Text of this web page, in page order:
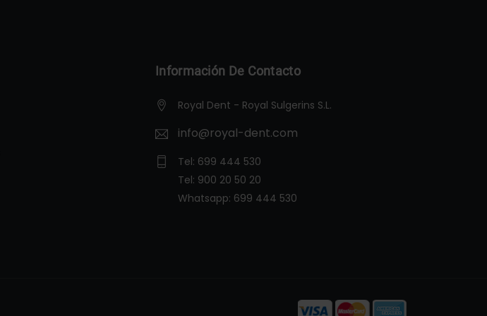
Información De Contacto
Royal Dent - Royal Sulgerins S.L.
info@royal-dent.com
Tel: 699 444 530
Tel: 900 20 50 20
Whatsapp: 699 444 530